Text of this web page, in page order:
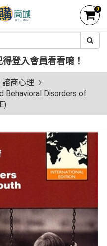
0
得登入會員看看唷！
諮商心理
Behavioral Disorders of